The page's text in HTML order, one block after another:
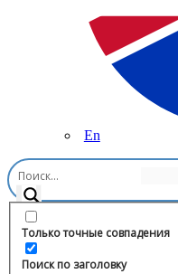
En
Только точные совпадения
Поиск по заголовку
Главная
заработок в интернете💰